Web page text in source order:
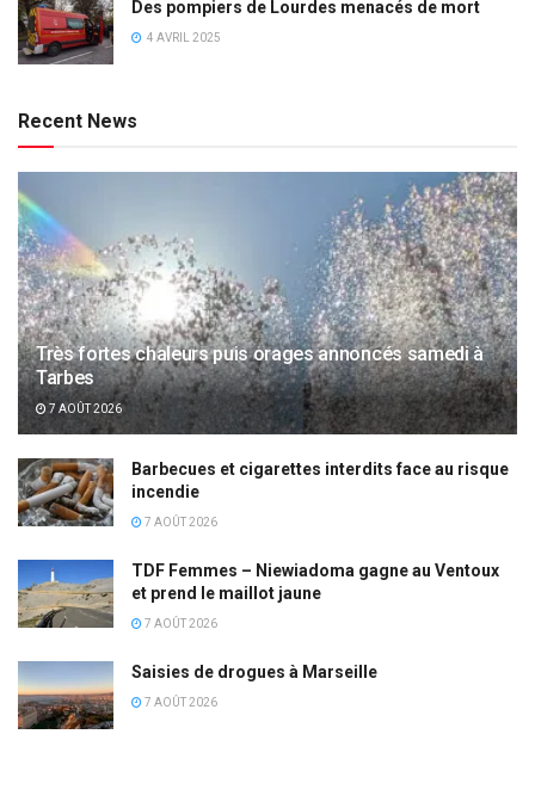
Des pompiers de Lourdes menacés de mort
4 AVRIL 2025
Recent News
Très fortes chaleurs puis orages annoncés samedi à
Tarbes
7 AOÛT 2026
Barbecues et cigarettes interdits face au risque
incendie
7 AOÛT 2026
TDF Femmes – Niewiadoma gagne au Ventoux
et prend le maillot jaune
7 AOÛT 2026
Saisies de drogues à Marseille
7 AOÛT 2026